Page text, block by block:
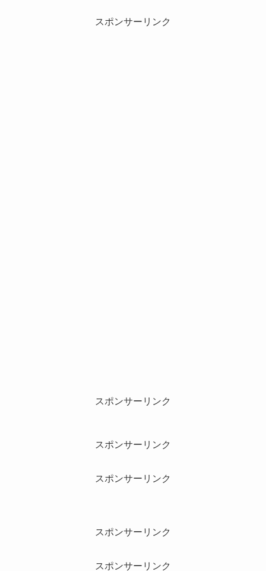
スポンサーリンク
スポンサーリンク
スポンサーリンク
スポンサーリンク
スポンサーリンク
スポンサーリンク